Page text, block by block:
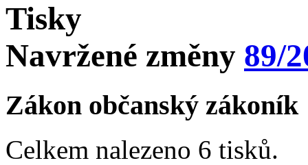
Tisky
Navržené změny 89/
Zákon občanský zákoník
Celkem nalezeno 6 tisků.